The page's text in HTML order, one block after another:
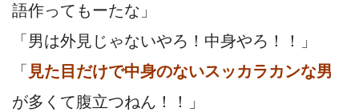
語作ってもーたな」
「男は外見じゃないやろ！中身やろ！！」
「 見た目だけで中身のないスッカラカンな男
が多くて腹立つねん！！」